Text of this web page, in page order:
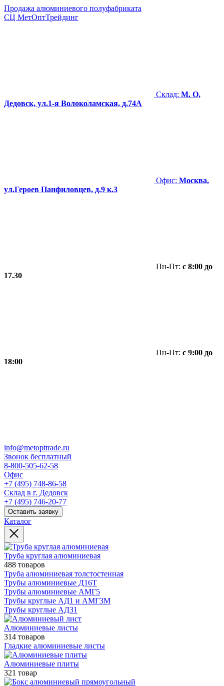
Продажа алюминиевого полуфабриката
СЦ МетОптТрейдинг
Склад: М. О,
Дедовск, ул.1-я Волоколамская, д.74А
Офис: Москва,
ул.Героев Панфиловцев, д.9 к.3
Пн-Пт: с 8:00 до
17.30
Пн-Пт: с 9:00 до
18:00
info@metopttrade.ru
Звонок бесплатный
8-800-505-62-58
Офис
+7 (495) 748-86-58
Склад в г. Дедовск
+7 (495) 746-20-77
Оставить заявку
Каталог
Труба круглая алюминиевая
488 товаров
Труба алюминиевая толстостенная
Трубы алюминиевые Д16Т
Трубы алюминиевые АМГ5
Трубы круглые АД1 и АМГ3М
Трубы круглые АД31
Алюминиевые листы
314 товаров
Гладкие алюминиевые листы
Алюминиевые плиты
321 товар